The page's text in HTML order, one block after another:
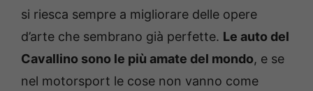
si riesca sempre a migliorare delle opere
d’arte che sembrano già perfette. Le auto del
Cavallino sono le più amate del mondo, e se
nel motorsport le cose non vanno come